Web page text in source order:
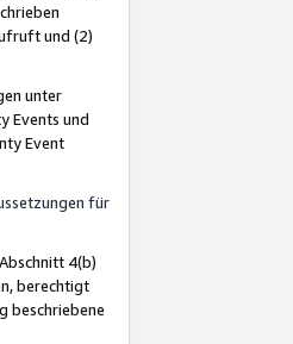
und (2)
unter
Events und
Event
für
4(b)
berechtigt
beschriebene